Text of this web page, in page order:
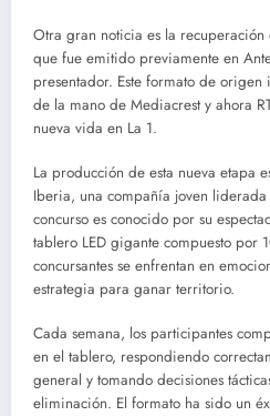
Otra gran noticia es la
que fue emitido previamente en
presentador. Este formato de origen
de la mano de Mediacrest y ahora
nueva vida en La 1.
La producción de esta nueva etapa
Iberia, una compañía joven
concurso es conocido por su
tablero LED gigante compuesto por
concursantes se enfrentan en
estrategia para ganar territorio.
Cada semana, los participantes
en el tablero, respondiendo
general y tomando decisiones
eliminación. El formato ha sido un